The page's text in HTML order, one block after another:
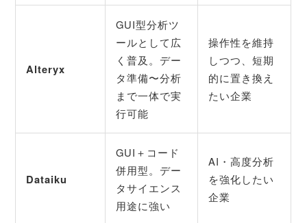
Alteryx
GUI型分析ツ
ールとして広
く普及。デー
タ準備〜分析
まで一体で実
行可能
操作性を維持
しつつ、短期
的に置き換え
たい企業
Dataiku
GUI＋コード
併用型。デー
タサイエンス
用途に強い
AI・高度分析
を強化したい
企業